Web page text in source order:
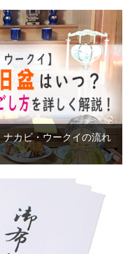
カビ・ウークイの流れ